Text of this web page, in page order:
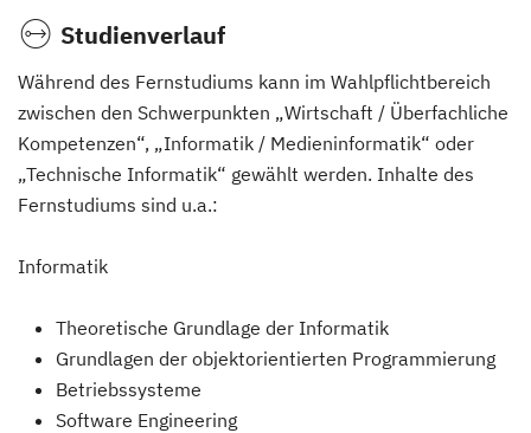
Studienverlauf
Während des Fernstudiums kann im Wahlpflichtbereich
zwischen den Schwerpunkten „Wirtschaft / Überfachliche
Kompetenzen“, „Informatik / Medieninformatik“ oder
„Technische Informatik“ gewählt werden. Inhalte des
Fernstudiums sind u.a.:
Informatik
Theoretische Grundlage der Informatik
Grundlagen der objektorientierten Programmierung
Betriebssysteme
Software Engineering